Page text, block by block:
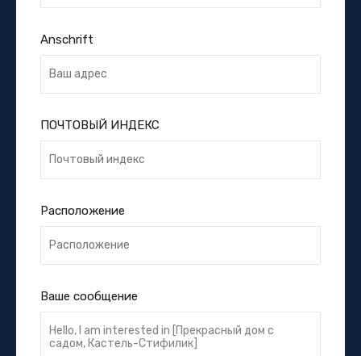
Anschrift
ПОЧТОВЫЙ ИНДЕКС
Расположение
Ваше сообщение